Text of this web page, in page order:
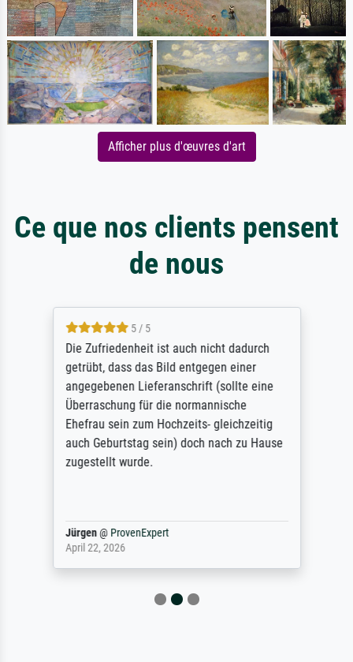
Afficher plus d'œuvres d'art
Ce que nos clients pensent
de nous
5 / 5
Die Zufriedenheit ist auch nicht dadurch
getrübt, dass das Bild entgegen einer
angegebenen Lieferanschrift (sollte eine
Überraschung für die normannische
Ehefrau sein zum Hochzeits- gleichzeitig
auch Geburtstag sein) doch nach zu Hause
zugestellt wurde.
Jürgen@ ProvenExpert
April 22, 2026